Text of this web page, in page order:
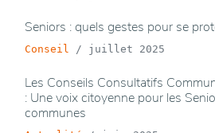
Seniors : quels gestes pour se
Conseil / juillet 2025
Les Conseils Consultatifs
: Une voix citoyenne pour les
communes